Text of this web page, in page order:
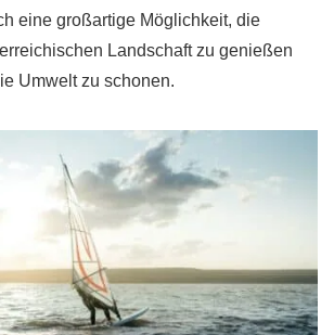
eine großartige Möglichkeit, die
Landschaft zu genießen
Umwelt zu schonen.